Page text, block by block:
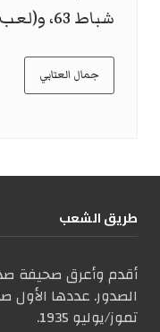
شباط 63، و(لعب ما لعب).
جمال العتابي
طریق الشعب
أقدم وأعرق صحيفة
تموز/يوليو 1935.